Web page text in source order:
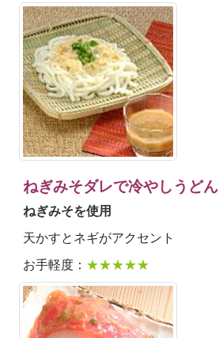
ねぎみそダレで冷やしうどん
ねぎみそを使用
天かすとネギがアクセント
お手軽度： ★★★★★